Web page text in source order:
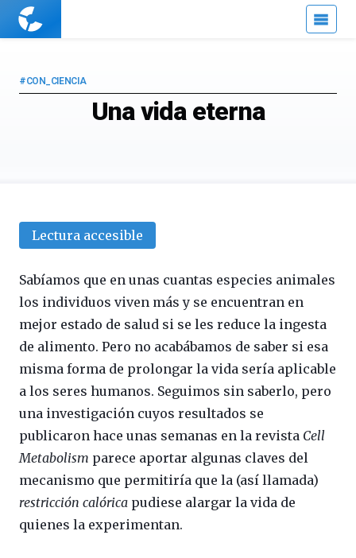
Cuaderno
Una vida eterna
#CON_CIENCIA
Lectura accesible
Sabíamos que en unas cuantas especies animales
los individuos viven más y se encuentran en
mejor estado de salud si se les reduce la ingesta
de alimento. Pero no acabábamos de saber si esa
misma forma de prolongar la vida sería aplicable
a los seres humanos. Seguimos sin saberlo, pero
una investigación cuyos resultados se
publicaron hace unas semanas en la revista Cell
Metabolism parece aportar algunas claves del
mecanismo que permitiría que la (así llamada)
restricción calórica pudiese alargar la vida de
quienes la experimentan.